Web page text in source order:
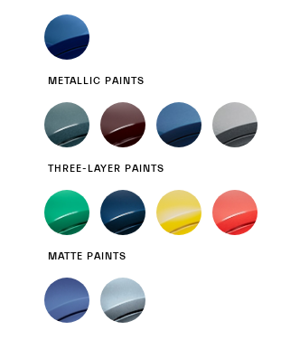
METALLIC PAINTS
THREE-LAYER PAINTS
MATTE PAINTS